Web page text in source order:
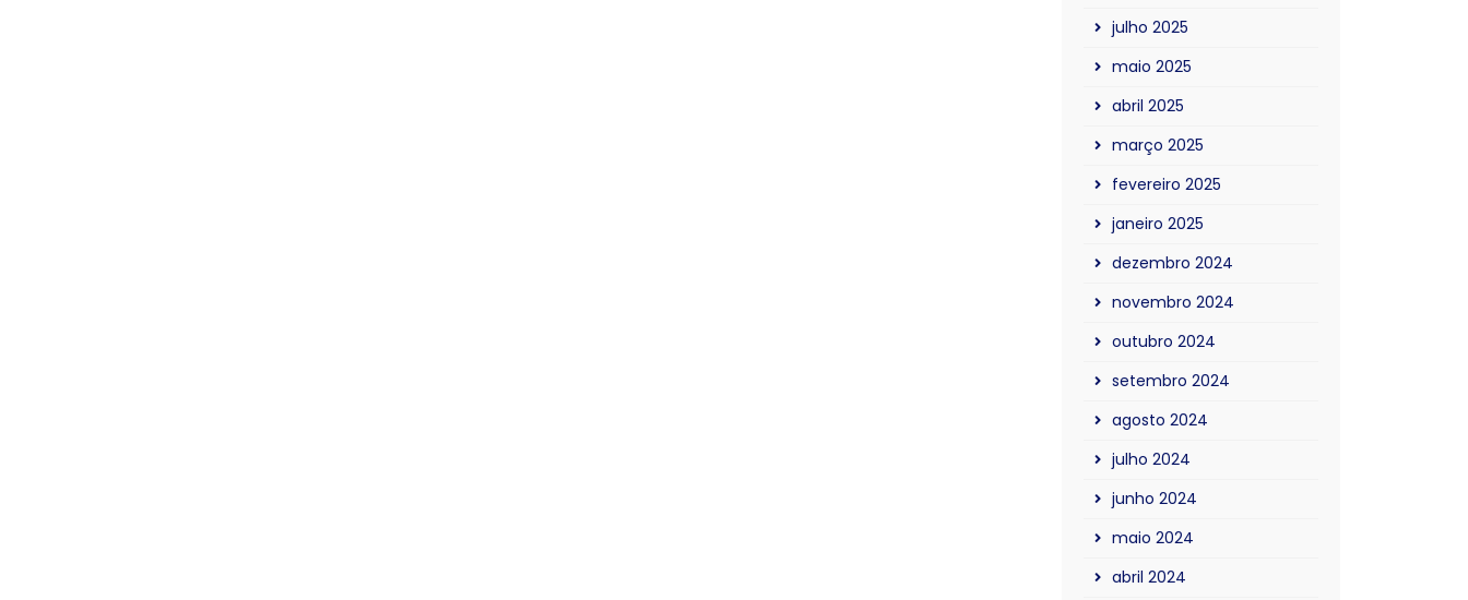
julho 2025
maio 2025
abril 2025
março 2025
fevereiro 2025
janeiro 2025
dezembro 2024
novembro 2024
outubro 2024
setembro 2024
agosto 2024
julho 2024
junho 2024
maio 2024
abril 2024